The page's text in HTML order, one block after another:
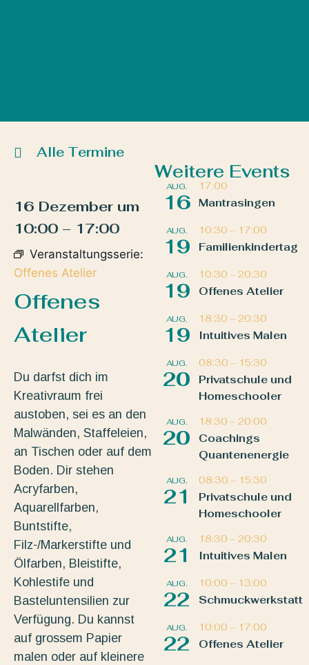
Alle Termine
16 Dezember um
10:00 – 17:00
Veranstaltungsserie:
Offenes Atelier
Offenes
Atelier
Du darfst dich im
Kreativraum frei
austoben, sei es an den
Malwänden, Staffeleien,
an Tischen oder auf dem
Boden. Dir stehen
Acryfarben,
Aquarellfarben,
Buntstifte,
Filz-/Markerstifte und
Ölfarben, Bleistifte,
Kohlestife und
Basteluntensilien zur
Verfügung. Du kannst
auf grossem Papier
malen oder auf kleinere
Weitere Events
AUG.
16
17:00
Mantrasingen
AUG.
19
10:30 – 17:00
Familienkindertag
AUG.
19
10:30 – 20:30
Offenes Atelier
AUG.
19
18:30 – 20:30
Intuitives Malen
AUG.
20
08:30 – 15:30
Privatschule und
Homeschooler
AUG.
20
18:30 – 20:00
Coachings
Quantenenergie
AUG.
21
08:30 – 15:30
Privatschule und
Homeschooler
AUG.
21
18:30 – 20:30
Intuitives Malen
AUG.
22
10:00 – 13:00
Schmuckwerkstatt
AUG.
22
10:00 – 17:00
Offenes Atelier